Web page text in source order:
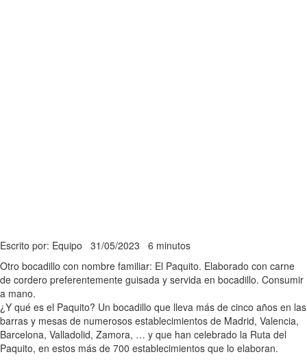
Escrito por: Equipo 31/05/2023 6 minutos
Otro bocadillo con nombre familiar: El Paquito. Elaborado con carne
de cordero preferentemente guisada y servida en bocadillo. Consumir
a mano.
¿Y qué es el Paquito? Un bocadillo que lleva más de cinco años en las
barras y mesas de numerosos establecimientos de Madrid, Valencia,
Barcelona, Valladolid, Zamora, … y que han celebrado la Ruta del
Paquito, en estos más de 700 establecimientos que lo elaboran.